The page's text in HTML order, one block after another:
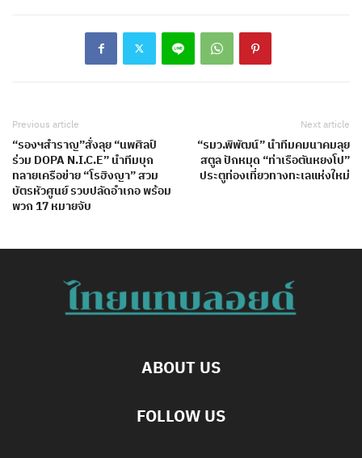
Previous article
“รองฯสำราญ”สั่งลุย “นพศิลป์
ร่วม DOPA N.I.C.E” นำทีมบุก
ทลายเครือข่าย “โรฮิงญา” สวม
บัตรหัวศูนย์ รวบปลัดอำเภอ พร้อม
พวก 17 หมายจับ
Next article
“รมว.พิพัฒน์” นำทีมคมนาคมลุย
สตูล ปักหมุด “ท่าเรือตันหยงโป”
ประตูท่องเที่ยวทางทะเลแห่งใหม่
ABOUT US
FOLLOW US